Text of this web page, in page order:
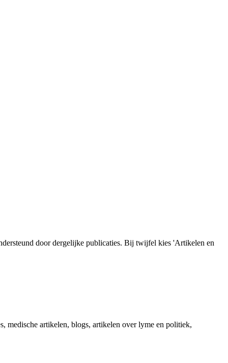
door dergelijke publicaties. Bij twijfel kies 'Artikelen en
medische artikelen, blogs, artikelen over lyme en politiek,